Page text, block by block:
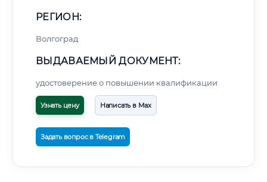
РЕГИОН:
Волгоград
ВЫДАВАЕМЫЙ ДОКУМЕНТ:
удостоверение о повышении квалификации
Узнать цену Написать в Max
Задать вопрос в Telegram